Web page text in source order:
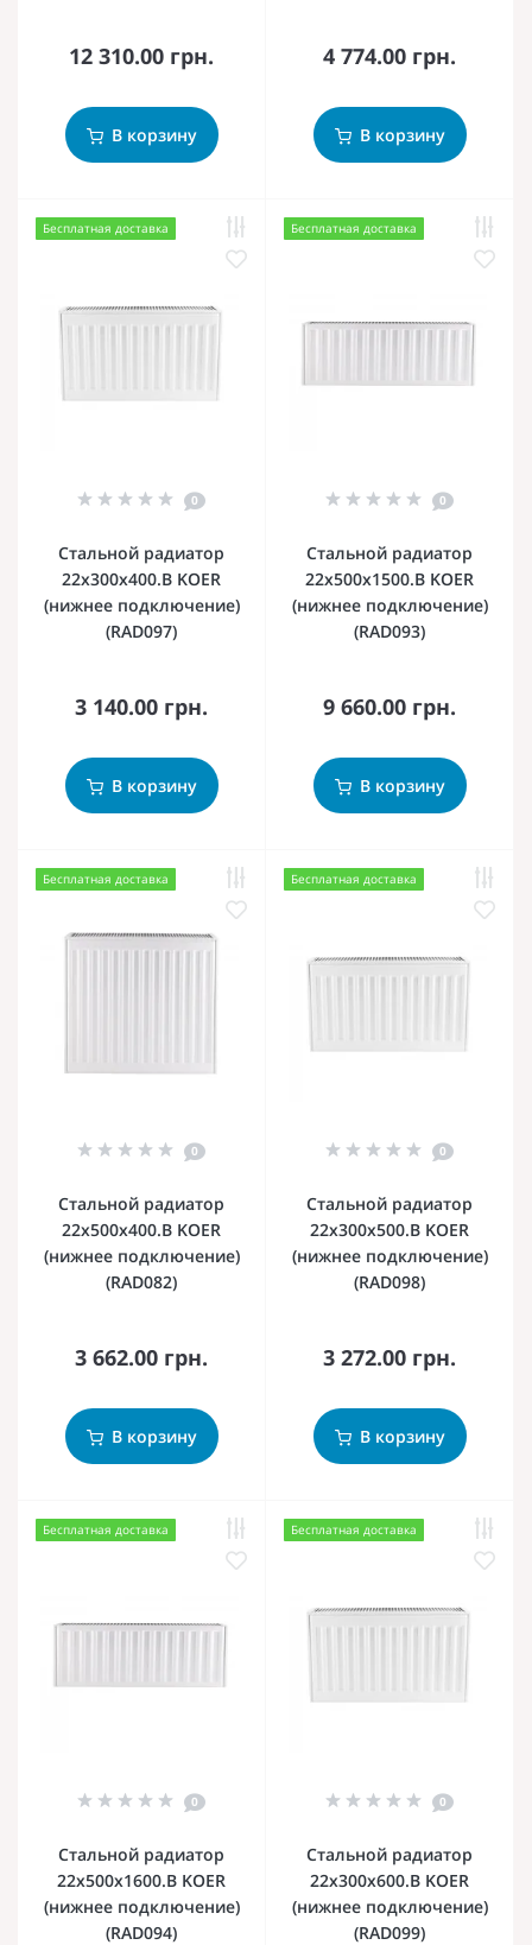
12 310.00 грн.
В корзину
4 774.00 грн.
В корзину
Бесплатная доставка
0
Стальной радиатор
22х300х400.B KOER
(нижнее подключение)
(RAD097)
3 140.00 грн.
В корзину
Бесплатная доставка
0
Стальной радиатор
22х500х1500.B KOER
(нижнее подключение)
(RAD093)
9 660.00 грн.
В корзину
Бесплатная доставка
0
Стальной радиатор
22х500х400.B KOER
(нижнее подключение)
(RAD082)
3 662.00 грн.
В корзину
Бесплатная доставка
0
Стальной радиатор
22х300х500.B KOER
(нижнее подключение)
(RAD098)
3 272.00 грн.
В корзину
Бесплатная доставка
0
Стальной радиатор
22х500х1600.B KOER
(нижнее подключение)
(RAD094)
Бесплатная доставка
0
Стальной радиатор
22х300х600.B KOER
(нижнее подключение)
(RAD099)